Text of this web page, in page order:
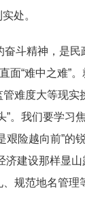
处。
奋斗精神，是
面“难中之难”
难度大等现
。我们要学习
险越向前”的
济建设那样显
规范地名管